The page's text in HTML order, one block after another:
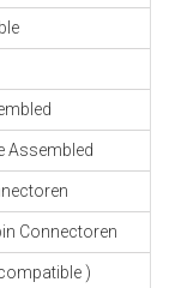
Assembled
Connectoren
)